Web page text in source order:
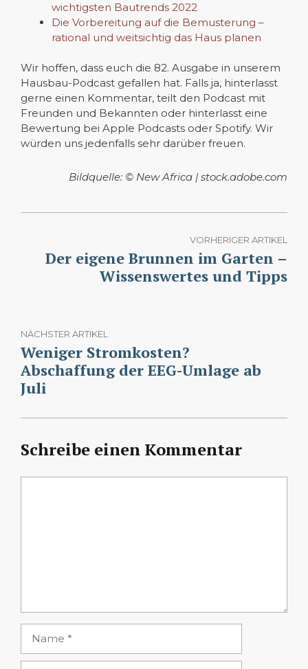
wichtigsten Bautrends 2022
Die Vorbereitung auf die Bemusterung –
rational und weitsichtig das Haus planen
Wir hoffen, dass euch die 82. Ausgabe in unserem
Hausbau-Podcast gefallen hat. Falls ja, hinterlasst
gerne einen Kommentar, teilt den Podcast mit
Freunden und Bekannten oder hinterlasst eine
Bewertung bei Apple Podcasts oder Spotify. Wir
würden uns jedenfalls sehr darüber freuen.
Bildquelle: © New Africa | stock.adobe.com
VORHERIGER ARTIKEL
Der eigene Brunnen im Garten –
Wissenswertes und Tipps
NÄCHSTER ARTIKEL
Weniger Stromkosten?
Abschaffung der EEG-Umlage ab
Juli
Schreibe einen Kommentar